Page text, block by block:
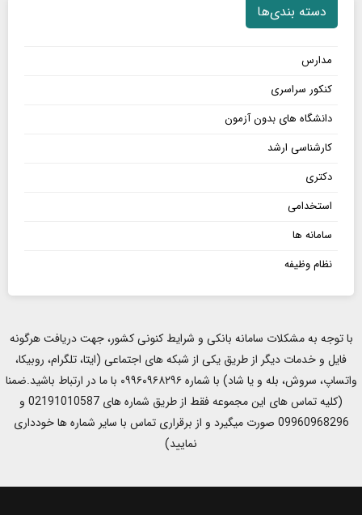
دسته بندی‌ها
مدارس
کنکور سراسری
دانشگاه های بدون آزمون
کارشناسی ارشد
دکتری
استخدامی
سامانه ها
نظام وظیفه
با توجه به مشکلات سامانه بانکی و شرایط کنونی کشور، جهت دریافت هرگونه
فایل و خدمات دیگر از طریق یکی از شبکه های اجتماعی (ایتا، تلگرام، روبیکا،
واتساپ، سروش، بله و یا شاد) با شماره ۰۹۹۶۰۹۶۸۲۹۶ با ما در ارتباط باشید.ضمنا
(کلیه تماس های این مجموعه فقط از طریق شماره های 02191010587 و
09960968296 صورت میگیرد و از برقراری تماس با سایر شماره ها خودداری
نمایید)